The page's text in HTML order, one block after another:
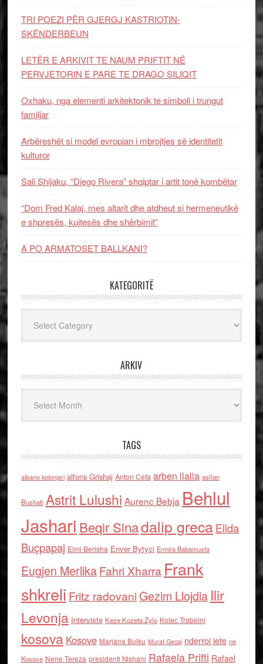
TRI POEZI PËR GJERGJ KASTRIOTIN-
SKËNDERBEUN
LETËR E ARKIVIT TE NAUM PRIFTIT NË
PERVJETORIN E PARE TE DRAGO SILIQIT
Oxhaku, nga elementi arkitektonik te simboli i trungut
familjar
Arbëreshët si model evropian i mbrojtjes së identitetit
kulturor
Sali Shijaku, “Diego Rivera” shqiptar i artit tonë kombëtar
“Dom Fred Kalaj, mes altarit dhe atdheut si hermeneutikë
e shpresës, kujtesës dhe shërbimit”
A PO ARMATOSET BALLKANI?
KATEGORITË
ARKIV
TAGS
albano kolonjari alfons Grishaj Anton Cefa arben llalla asllan
Bushati Astrit Lulushi Aurenc Bebja Behlul
Jashari Beqir Sinadalip grecaElida
Buçpapaj Elmi Berisha Enver Bytyci Ermira Babamusta
Eugjen MerlikaFahri Xharra Frank
shkreli Fritz radovaniGezim Llojdia Ilir
Levonja Interviste Keze Kozeta Zylo Kolec Traboini
kosova Kosove Marjana Bulku Murat Gecaj nderroi jete ne
Kosove Nene Tereza presidenti Nishani Rafaela Prifti Rafael